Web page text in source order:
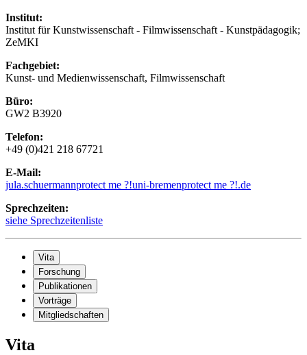
Institut:
Institut für Kunstwissenschaft - Filmwissenschaft - Kunstpädagogik;
ZeMKI
Fachgebiet:
Kunst- und Medienwissenschaft, Filmwissenschaft
Büro:
GW2 B3920
Telefon:
+49 (0)421 218 67721
E-Mail:
jula.schuermannprotect me ?!uni-bremenprotect me ?!.de
Sprechzeiten:
siehe Sprechzeitenliste
Vita
Forschung
Publikationen
Vorträge
Mitgliedschaften
Vita